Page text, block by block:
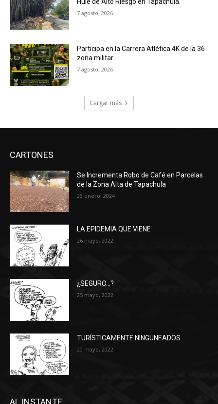
Hule de Alto Riesgo en Tapachula.
7 agosto, 2026
Participa en la Carrera Atlética 4K de la 36
zona militar.
7 agosto, 2026
Cargar más
CARTONES
Se Incrementa Robo de Café en Parcelas
de la Zona Alta de Tapachula
23 enero, 2024
LA EPIDEMIA QUE VIENE
26 mayo, 2022
¿SEGURO…?
25 mayo, 2022
TURÍSTICAMENTE NINGUNEADOS…
20 mayo, 2022